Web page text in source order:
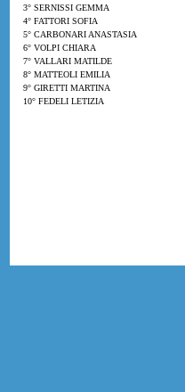
3° SERNISSI GEMMA
4° FATTORI SOFIA
5° CARBONARI ANASTASIA
6° VOLPI CHIARA
7° VALLARI MATILDE
8° MATTEOLI EMILIA
9° GIRETTI MARTINA
10° FEDELI LETIZIA